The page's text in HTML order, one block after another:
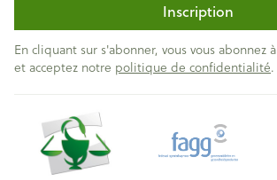
Inscription
En cliquant sur s'abonner, vous vous abonnez
et acceptez notre politique de confidentialité.